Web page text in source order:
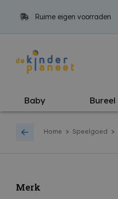
Ruime eigen voorraden
Baby Bureel
Home > Speelgoed >
Merk